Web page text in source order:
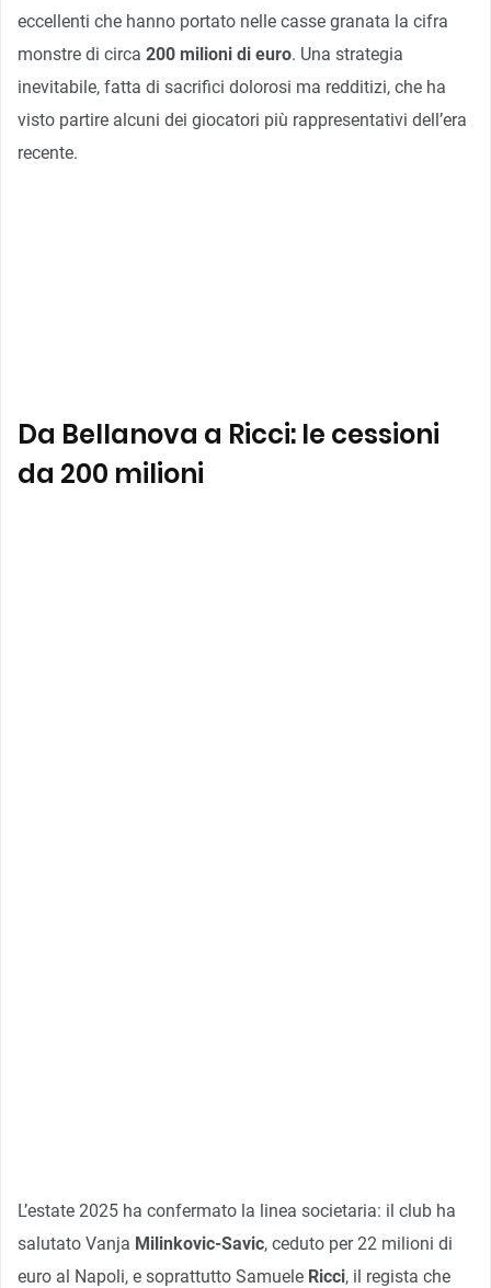
eccellenti che hanno portato nelle casse granata la cifra
monstre di circa 200 milioni di euro. Una strategia
inevitabile, fatta di sacrifici dolorosi ma redditizi, che ha
visto partire alcuni dei giocatori più rappresentativi dell’era
recente.
Da Bellanova a Ricci: le cessioni
da 200 milioni
L’estate 2025 ha confermato la linea societaria: il club ha
salutato Vanja Milinkovic-Savic, ceduto per 22 milioni di
euro al Napoli, e soprattutto Samuele Ricci, il regista che